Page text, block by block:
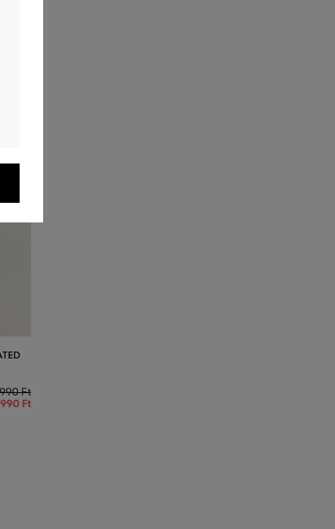
Ft
Ft